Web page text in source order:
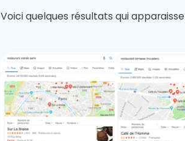
Voici quelques résultats qui